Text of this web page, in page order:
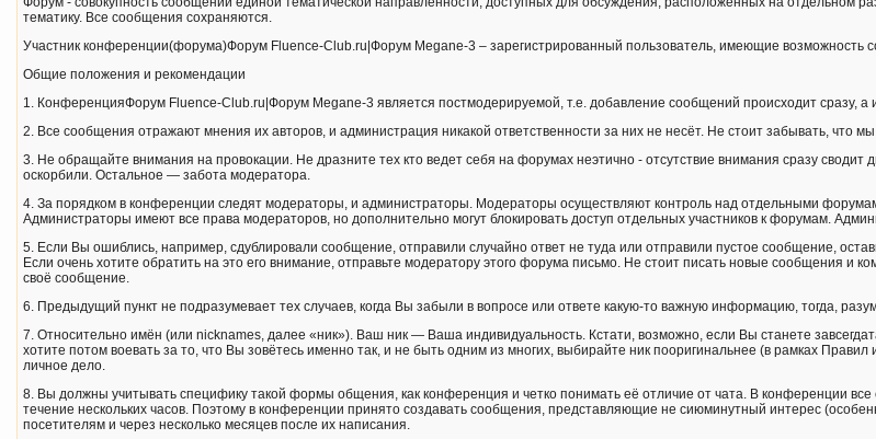
тематику. Все сообщения сохраняются.
Участник конференции(форума)Форум Fluence-Club.ru|Форум Megane-3 – зарегистрированный пользователь, имеющие возможность
Общие положения и рекомендации
1. КонференцияФорум Fluence-Club.ru|Форум Megane-3 является постмодерируемой, т.е. добавление сообщений происходит сразу, а
2. Все сообщения отражают мнения их авторов, и администрация никакой ответственности за них не несёт. Не стоит забывать, что
3. Не обращайте внимания на провокации. Не дразните тех кто ведет себя на форумах неэтично - отсутствие внимания сразу
оскорбили. Остальное — забота модератора.
4. За порядком в конференции следят модераторы, и администраторы. Модераторы осуществляют контроль над отдельными
Администраторы имеют все права модераторов, но дополнительно могут блокировать доступ отдельных участников к форумам.
5. Если Вы ошиблись, например, сдублировали сообщение, отправили случайно ответ не туда или отправили пустое сообщение,
Если очень хотите обратить на это его внимание, отправьте модератору этого форума письмо. Не стоит писать новые сообщения
своё сообщение.
6. Предыдущий пункт не подразумевает тех случаев, когда Вы забыли в вопросе или ответе какую-то важную информацию, тогда,
7. Относительно имён (или nicknames, далее «ник»). Ваш ник — Ваша индивидуальность. Кстати, возможно, если Вы станете
хотите потом воевать за то, что Вы зовётесь именно так, и не быть одним из многих, выбирайте ник пооригинальнее (в рамках
личное дело.
8. Вы должны учитывать специфику такой формы общения, как конференция и четко понимать её отличие от чата. В конференции
течение нескольких часов. Поэтому в конференции принято создавать сообщения, представляющие не сиюминутный интерес
посетителям и через несколько месяцев после их написания.